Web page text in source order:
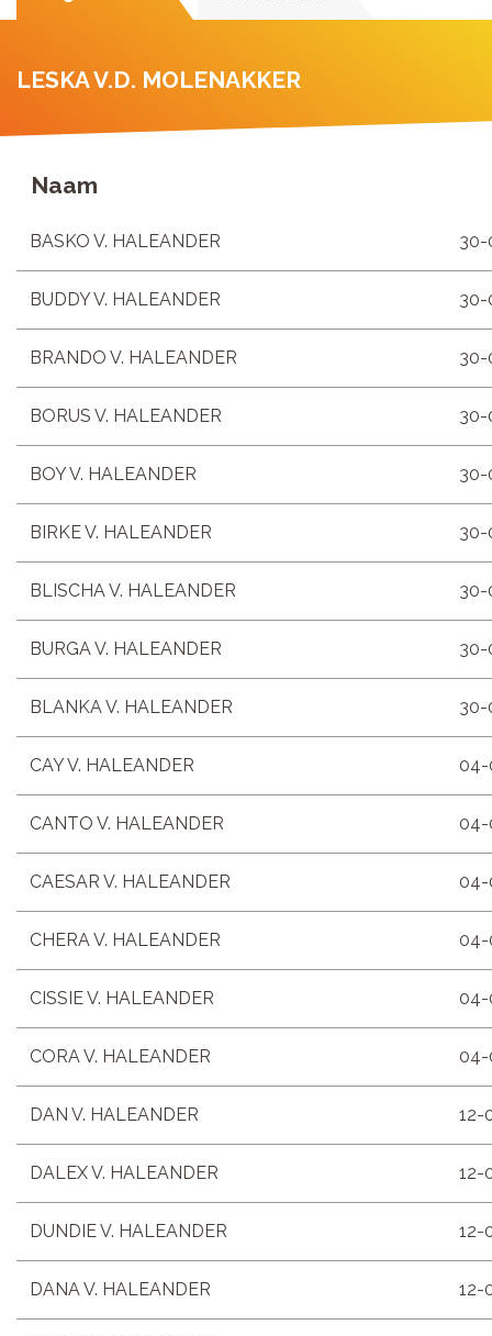
LESKA V.D. MOLENAKKER
Naam
BASKO V. HALEANDER 30-
BUDDY V. HALEANDER 30-
BRANDO V. HALEANDER 30-
BORUS V. HALEANDER 30-
BOY V. HALEANDER 30-
BIRKE V. HALEANDER 30-
BLISCHA V. HALEANDER 30-
BURGA V. HALEANDER 30-
BLANKA V. HALEANDER 30-
CAY V. HALEANDER 04-
CANTO V. HALEANDER 04-
CAESAR V. HALEANDER 04-
CHERA V. HALEANDER 04-
CISSIE V. HALEANDER 04-
CORA V. HALEANDER 04-
DAN V. HALEANDER 12-
DALEX V. HALEANDER 12-
DUNDIE V. HALEANDER 12-
DANA V. HALEANDER 12-